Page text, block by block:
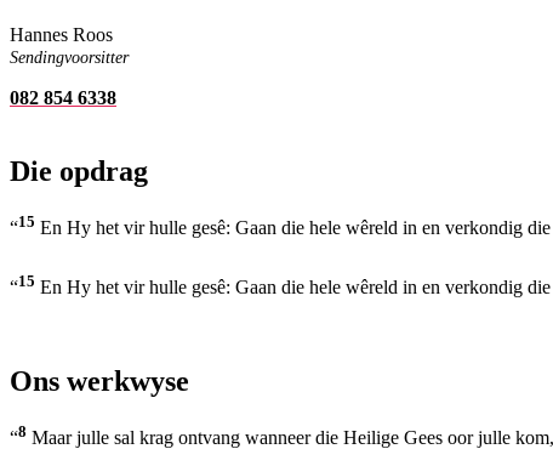
Hannes Roos
Sendingvoorsitter
082 854 6338
Die opdrag
“15 En Hy het vir hulle gesê: Gaan die hele wêreld in en verkondig die
“15 En Hy het vir hulle gesê: Gaan die hele wêreld in en verkondig die
Ons werkwyse
“8 Maar julle sal krag ontvang wanneer die Heilige Gees oor julle